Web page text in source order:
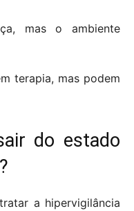
mas o ambiente
terapia, mas podem
do estado
a hipervigilância